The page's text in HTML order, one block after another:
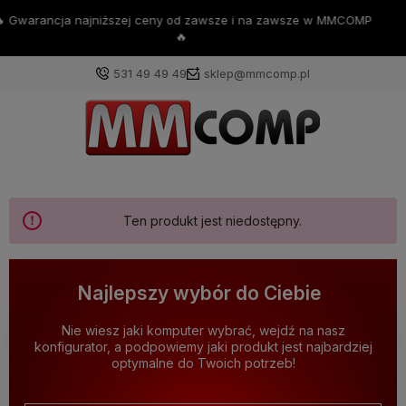
💪Darmowa dostawa już od 200zł 💪
531 49 49 49 sklep@mmcomp.pl
Ten produkt jest niedostępny.
Najlepszy wybór do Ciebie
Nie wiesz jaki komputer wybrać, wejdź na nasz
konfigurator, a podpowiemy jaki produkt jest najbardziej
optymalne do Twoich potrzeb!